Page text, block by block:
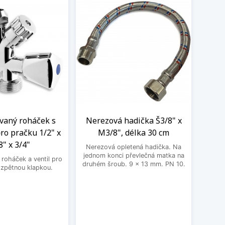
roháček s
pračku 1/2" x
x 3/4"
roháček a ventil pro
klapkou.
Nerezová hadička Š3/8" x
M3/8", délka 30 cm
Nerezová opletená hadička. Na
jednom konci převlečná matka na
druhém šroub. 9 x 13 mm. PN 10.